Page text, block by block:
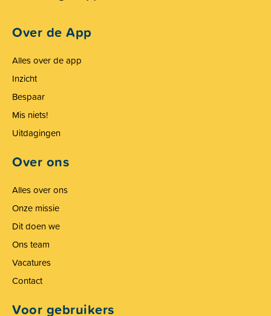
Over de App
Alles over de app
Inzicht
Bespaar
Mis niets!
Uitdagingen
Over ons
Alles over ons
Onze missie
Dit doen we
Ons team
Vacatures
Contact
Voor gebruikers